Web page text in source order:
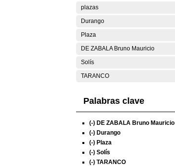
plazas
Durango
Plaza
DE ZABALA Bruno Mauricio
Solís
TARANCO
Palabras clave
(-) DE ZABALA Bruno Mauricio
(-) Durango
(-) Plaza
(-) Solís
(-) TARANCO